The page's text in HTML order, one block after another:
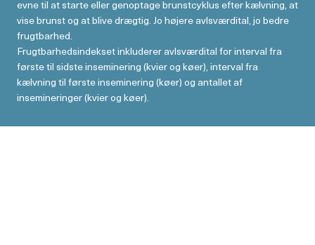
evne til at starte eller genoptage brunstcyklus efter kælvning, at
vise brunst og at blive drægtig. Jo højere avlsværdital, jo bedre
frugtbarhed.
Frugtbarhedsindekset inkluderer avlsværdital for interval fra
første til sidste inseminering (kvier og køer), interval fra
kælvning til første inseminering (køer) og antallet af
insemineringer (kvier og køer).